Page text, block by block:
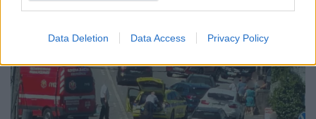
Data Deletion Data Access Privacy Policy